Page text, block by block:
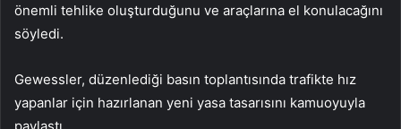
önemli tehlike oluşturduğunu ve araçlarına el konulacağını
söyledi.
Gewessler, düzenlediği basın toplantısında trafikte hız
yapanlar için hazırlanan yeni yasa tasarısını kamuoyuyla
paylaştı.